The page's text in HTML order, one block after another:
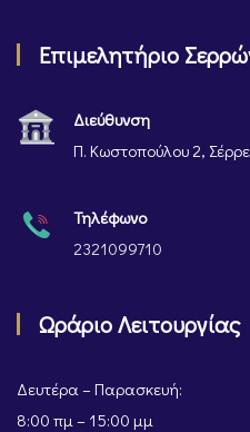
Επιμελητήριο
Διεύθυνση
Π. Κωστοπούλου 2,
Τηλέφωνο
2321099710
Ωράριο Λειτουργίας
Δευτέρα – Παρασκευή:
8:00 πμ – 15:00 μμ